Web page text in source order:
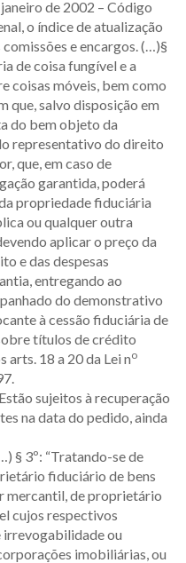
de 2002 – Código
o índice de atualização
e encargos. (…)§
de coisa fungível e a
coisas móveis, bem como
que, salvo disposição em
do bem objeto da
representativo do direito
que, em caso de
garantida, poderá
propriedade fiduciária
ou qualquer outra
aplicar o preço da
e das despesas
entregando ao
do demonstrativo
à cessão fiduciária de
títulos de crédito
arts. 18 a 20 da Lei no
sujeitos à recuperação
na data do pedido, ainda
§ 3º: “Tratando-se de
fiduciário de bens
mercantil, de proprietário
cujos respectivos
irrevogabilidade ou
imobiliárias, ou